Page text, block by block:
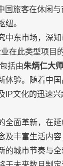
旅客在休闲
。
中东市场，深
在此类型项目
括由朱炳仁大师
体验。随着中国
文化的迅速
全面革新，在
及丰富生活内
城市节奏与全